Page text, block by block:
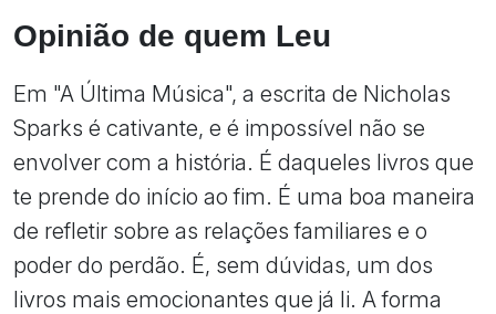
Opinião de quem Leu
Em "A Última Música", a escrita de Nicholas
Sparks é cativante, e é impossível não se
envolver com a história. É daqueles livros que
te prende do início ao fim. É uma boa maneira
de refletir sobre as relações familiares e o
poder do perdão. É, sem dúvidas, um dos
livros mais emocionantes que já li. A forma